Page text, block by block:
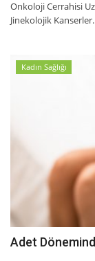
Onkoloji Cerrahisi
Jinekolojik
Kadın Sağlığı
Adet